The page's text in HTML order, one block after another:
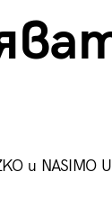
и NASIMO
is the